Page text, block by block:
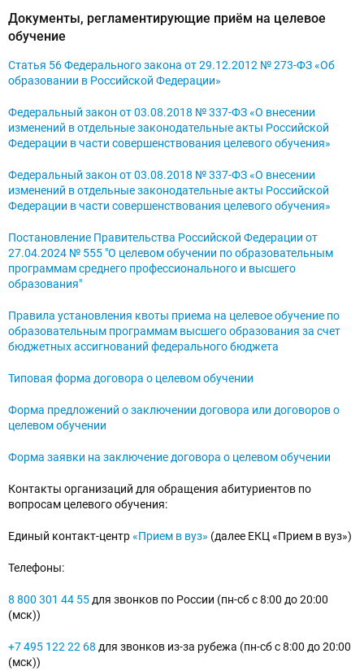
Документы, регламентирующие приём на целевое
обучение
Статья 56 Федерального закона от 29.12.2012 № 273-ФЗ «Об
образовании в Российской Федерации»
Федеральный закон от 03.08.2018 № 337-ФЗ «О внесении
изменений в отдельные законодательные акты Российской
Федерации в части совершенствования целевого обучения»
Федеральный закон от 03.08.2018 № 337-ФЗ «О внесении
изменений в отдельные законодательные акты Российской
Федерации в части совершенствования целевого обучения»
Постановление Правительства Российской Федерации от
27.04.2024 № 555 "О целевом обучении по образовательным
программам среднего профессионального и высшего
образования"
Правила установления квоты приема на целевое обучение по
образовательным программам высшего образования за счет
бюджетных ассигнований федерального бюджета
Типовая форма договора о целевом обучении
Форма предложений о заключении договора или договоров о
целевом обучении
Форма заявки на заключение договора о целевом обучении
Контакты организаций для обращения абитуриентов по
вопросам целевого обучения:
Единый контакт-центр«Прием в вуз» (далее ЕКЦ «Прием в вуз»)
Телефоны:
8 800 301 44 55 для звонков по России (пн-сб с 8:00 до 20:00
(мск))
+7 495 122 22 68 для звонков из-за рубежа (пн-сб с 8:00 до 20:00
(мск))